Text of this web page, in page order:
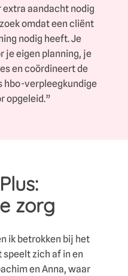
extra aandacht nodig
omdat een cliënt
nodig heeft. Je
je eigen planning, je
en coördineert de
hbo-verpleegkundige
opgeleid.”
zorg
ik betrokken bij het
speelt zich af in en
en Anna, waar